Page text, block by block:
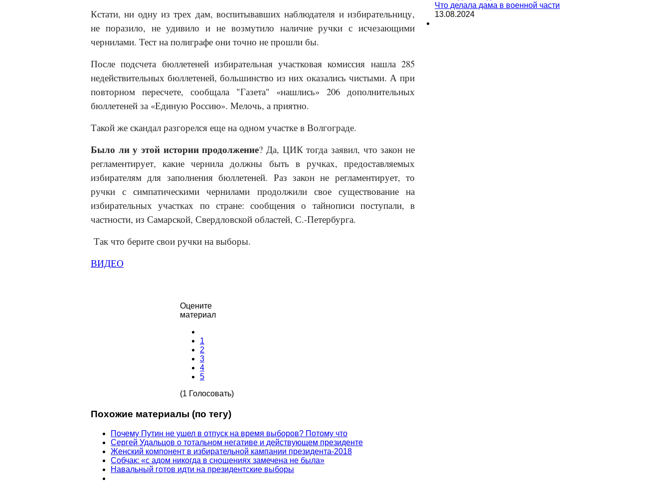
Кстати, ни одну из трех дам, воспитывавших наблюдателя и избирательницу,
не поразило, не удивило и не возмутило наличие ручки с исчезающими
чернилами. Тест на полиграфе они точно не прошли бы.
После подсчета бюллетеней избирательная участковая комиссия нашла 285
недействительных бюллетеней, большинство из них оказались чистыми. А при
повторном пересчете, сообщала "Газета" «нашлись» 206 дополнительных
бюллетеней за «Единую Россию». Мелочь, а приятно.
Такой же скандал разгорелся еще на одном участке в Волгограде.
Было ли у этой истории продолжение? Да, ЦИК тогда заявил, что закон не
регламентирует, какие чернила должны быть в ручках, предоставляемых
избирателям для заполнения бюллетеней. Раз закон не регламентирует, то
ручки с симпатическими чернилами продолжили свое существование на
избирательных участках по стране: сообщения о тайнописи поступали, в
частности, из Самарской, Свердловской областей, С.-Петербурга.
Так что берите свои ручки на выборы.
ВИДЕО
Оцените
материал
1
2
3
4
5
(1 Голосовать)
Похожие материалы (по тегу)
Почему Путин не ушел в отпуск на время выборов? Потому что
Сергей Удальцов о тотальном негативе и действующем президенте
Женский компонент в избирательной кампании президента-2018
Собчак: «с адом никогда в сношениях замечена не была»
Навальный готов идти на президентские выборы
Что делала дама в военной части
13.08.2024